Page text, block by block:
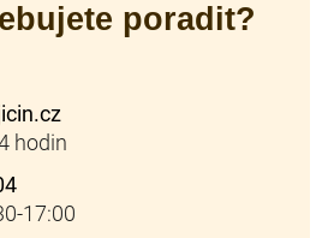
poradit?